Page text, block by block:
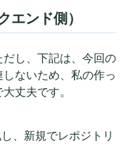
エンド側）
し、下記は、今回の
ないため、私の作っ
丈夫です。
、新規でレポジトリ